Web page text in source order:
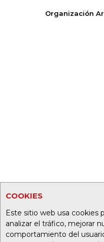
COOKIES
Este sitio web usa cookies
analizar el tráfico, mejorar
comportamiento del
Organización